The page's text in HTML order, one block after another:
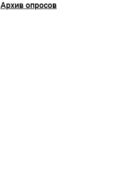
Архив опросов